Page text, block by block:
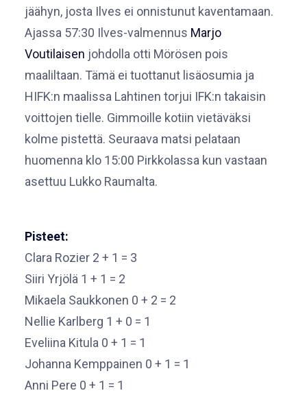
jäähyn, josta Ilves ei onnistunut kaventamaan.
Ajassa 57:30 Ilves-valmennus Marjo
Voutilaisen johdolla otti Mörösen pois
maaliltaan. Tämä ei tuottanut lisäosumia ja
HIFK:n maalissa Lahtinen torjui IFK:n takaisin
voittojen tielle. Gimmoille kotiin vietäväksi
kolme pistettä. Seuraava matsi pelataan
huomenna klo 15:00 Pirkkolassa kun vastaan
asettuu Lukko Raumalta.
Pisteet:
Clara Rozier 2 + 1 = 3
Siiri Yrjölä 1 + 1 = 2
Mikaela Saukkonen 0 + 2 = 2
Nellie Karlberg 1 + 0 = 1
Eveliina Kitula 0 + 1 = 1
Johanna Kemppainen 0 + 1 = 1
Anni Pere 0 + 1 = 1